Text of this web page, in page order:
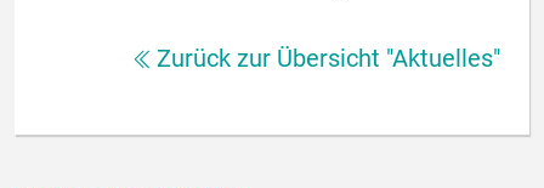
Zurück zur Übersicht "Aktuelles"